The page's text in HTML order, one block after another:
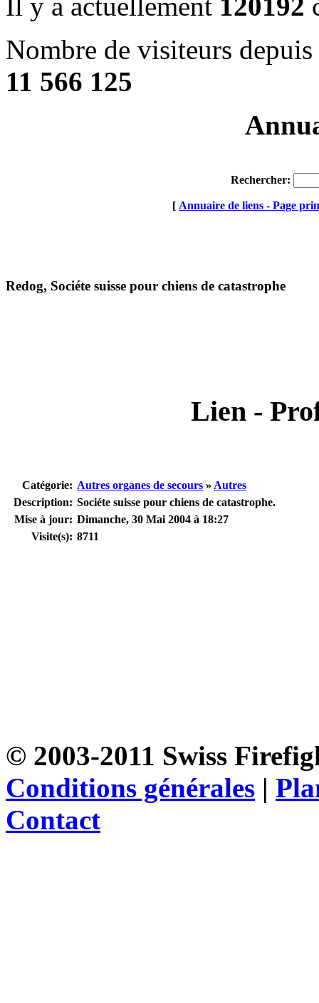
Nombre de visiteurs
11 566 125
Rechercher:
[ Annuaire de liens - Page
Redog, Sociéte suisse pour chiens de catastrophe
Lien -
Catégorie: Autres organes de secours » Autres
Description: Sociéte suisse pour chiens de catastrophe.
Mise à jour: Dimanche, 30 Mai 2004 à 18:27
Visite(s): 8711
© 2003-2011 Swiss
Conditions générales |
Contact